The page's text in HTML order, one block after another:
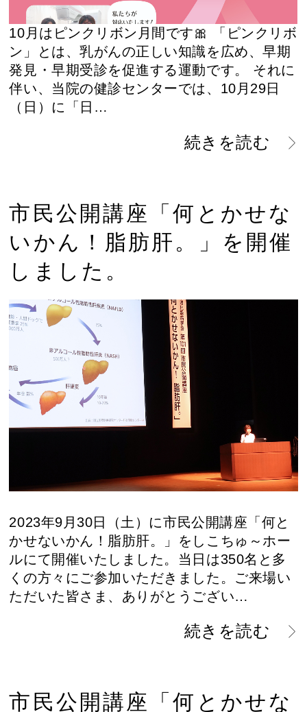
10月はピンクリボン月間です🎀 「ピンクリボ
ン」とは、乳がんの正しい知識を広め、早期
発見・早期受診を促進する運動です。 それに
伴い、当院の健診センターでは、10月29日
（日）に「日…
続きを読む
市民公開講座「何とかせな
いかん！脂肪肝。」を開催
しました。
2023年9月30日（土）に市民公開講座「何と
かせないかん！脂肪肝。」をしこちゅ～ホー
ルにて開催いたしました。当日は350名と多
くの方々にご参加いただきました。ご来場い
ただいた皆さま、ありがとうござい…
続きを読む
市民公開講座「何とかせな